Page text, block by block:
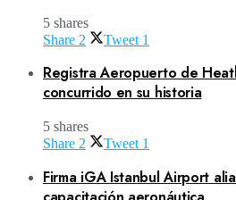
5 shares
Share 2 Tweet 1
Registra Aeropuerto de
concurrido en su historia
5 shares
Share 2 Tweet 1
Firma iGA Istanbul Airport